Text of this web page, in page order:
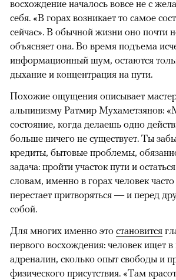
восхождение началось вовсе не с
себя. «В горах возникает то самое
сейчас». В обычной жизни оно
объясняет она. Во время подъема
информационный шум, остаются
дыхание и концентрация на пути.
Похожие ощущения описывает
альпинизму Ратмир Мухаметзянов:
состояние, когда делаешь одно
больше ничего не существует. Ты
кредиты, бытовые проблемы,
задача: пройти участок пути и
словам, именно в горах человек
перестает притворяться — и перед
собой.
Для многих именно это становится
первого восхождения: человек ищет в
адреналин, сколько опыт свободы и
физического присутствия. «Там